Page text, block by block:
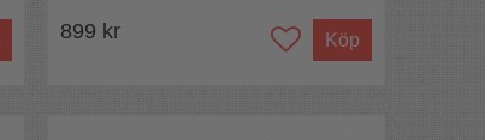
899 kr Köp